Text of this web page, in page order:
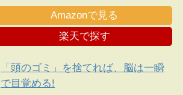
日本人に伝えたい遺言
Amazonで見る
楽天で探す
「頭のゴミ」を捨てれば、脳は一瞬
で目覚める!